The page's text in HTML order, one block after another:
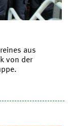
aus
von der